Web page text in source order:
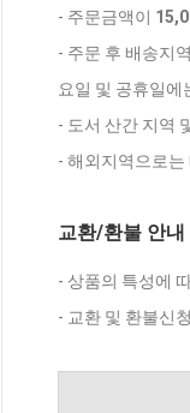
- 주문금액이
- 주문 후 배송지
요일 및 공휴일에
- 도서 산간 지역
- 해외지역으로는
교환/환불 안내
- 상품의 특성에
- 교환 및 환불신